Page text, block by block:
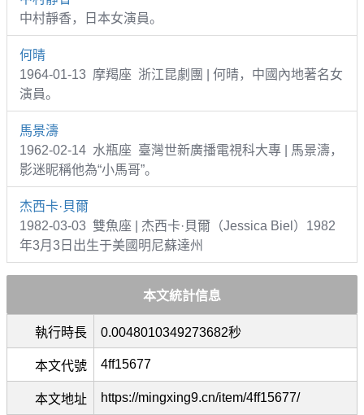
中村靜香，日本女演員。
何晴
1964-01-13 摩羯座 浙江昆劇團 | 何晴，中國內地著名女
演員。
馬景濤
1962-02-14 水瓶座 臺灣世新廣播電視科大專 | 馬景濤，
影迷昵稱他為“小馬哥”。
杰西卡·貝爾
1982-03-03 雙魚座 | 杰西卡·貝爾（Jessica Biel）1982
年3月3日出生于美國明尼蘇達州
本文統計信息
執行時長 0.0048010349273682秒
本文代號 4ff15677
本文地址 https://mingxing9.cn/item/4ff15677/